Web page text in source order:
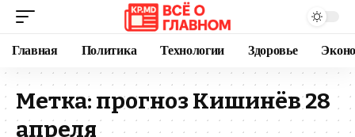
Главная Политика Технологии Здоровье
Метка: прогноз Кишинёв 28
апреля